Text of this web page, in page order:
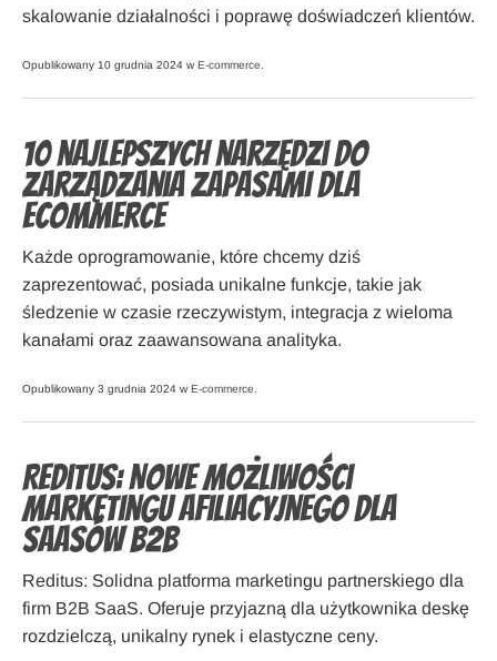
skalowanie działalności i poprawę doświadczeń klientów.
Opublikowany 10 grudnia 2024 w E-commerce
10 najlepszych narzędzi do
zarządzania zapasami dla
ecommerce
Każde oprogramowanie, które chcemy dziś
zaprezentować, posiada unikalne funkcje, takie jak
śledzenie w czasie rzeczywistym, integracja z wieloma
kanałami oraz zaawansowana analityka.
Opublikowany 3 grudnia 2024 w E-commerce
Reditus: Nowe Możliwości
Marketingu Afiliacyjnego dla
SaaSów B2B
Reditus: Solidna platforma marketingu partnerskiego dla
firm B2B SaaS. Oferuje przyjazną dla użytkownika deskę
rozdzielczą, unikalny rynek i elastyczne ceny.